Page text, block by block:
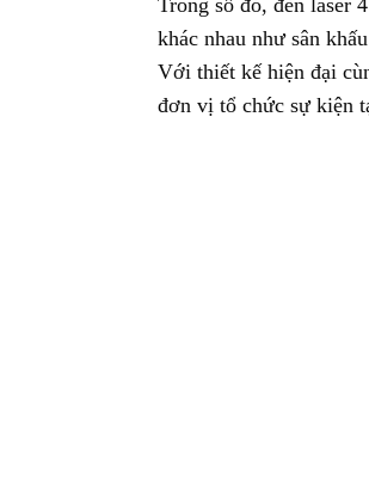
khác nhau như sân
Với thiết kế hiện đại
đơn vị tổ chức sự kiện